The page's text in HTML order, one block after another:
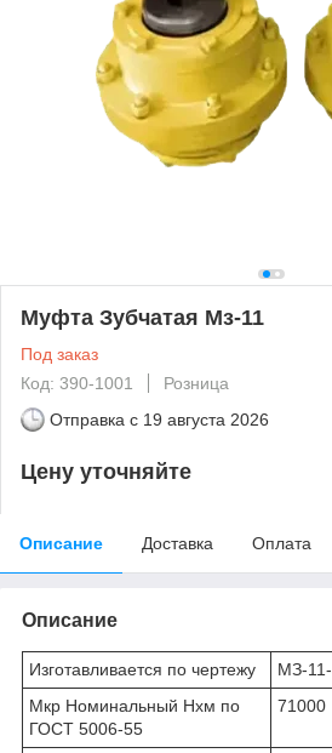
Муфта Зубчатая Мз-11
Под заказ
Код: 390-1001
Розница
Отправка с 19 августа 2026
Цену уточняйте
Описание Доставка Оплата
Описание
Изготавливается по чертежу
МЗ-
Мкр Номинальный Нхм по
ГОСТ 5006-55
71000